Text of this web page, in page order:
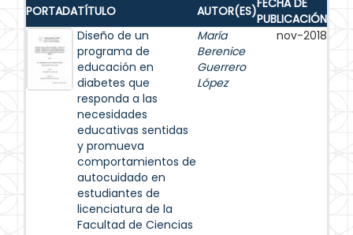
PORTADATÍTULO AUTOR(ES)FECHA DE
PUBLICACIÓN
Diseño de un
programa de
educación en
diabetes que
responda a las
necesidades
educativas sentidas
y promueva
comportamientos de
autocuidado en
estudiantes de
licenciatura de la
Facultad de Ciencias
María
Berenice
Guerrero
López
nov-2018